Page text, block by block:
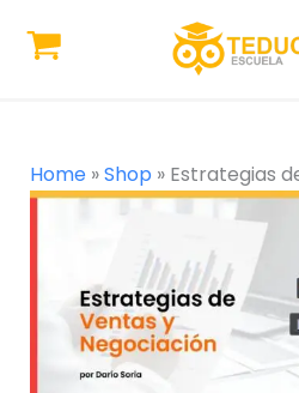
Home»Shop » Estrategias
Estrategias
negociación
cantidad
y
negociación